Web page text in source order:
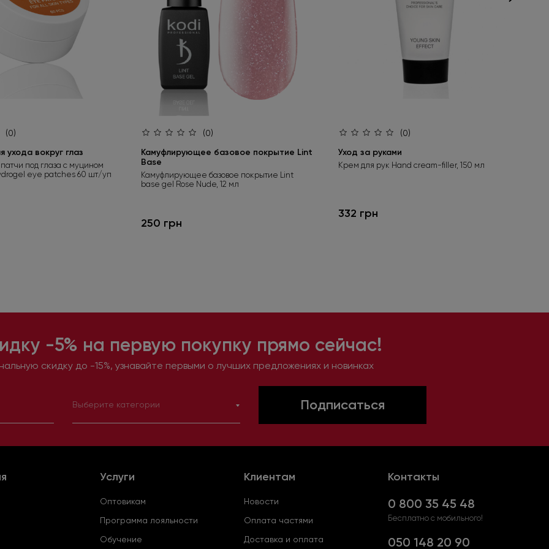
(0)
ухода вокруг глаз
под глаза с муцином
eye patches 60 шт/уп
(0)
Камуфлирующее базовое покрытие Lint
Base
Камуфлирующее базовое покрытие Lint
base gel Rose Nude, 12 мл
250 грн
(0)
Уход за руками
Крем для рук Hand cream-filler, 150 мл
332 грн
-5% на первую покупку прямо сейчас!
скидку до -15%, узнавайте первыми о лучших предложениях и новинках
Выберите категории Подписаться
Услуги
Оптовикам
Программа лояльности
Обучение
Клиентам
Новости
Оплата частями
Доставка и оплата
Контакты
0 800 35 45 48
Бесплатно с мобильного!
050 148 20 90